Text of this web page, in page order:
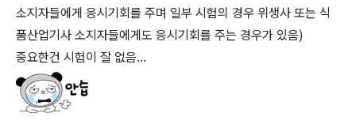
소지자들에게 응시기회를 주며 일부 시험의 경우 위생사 또는 식
품산업기사 소지자들에게도 응시기회를 주는 경우가 있음)
중요한건 시험이 잘 없음...